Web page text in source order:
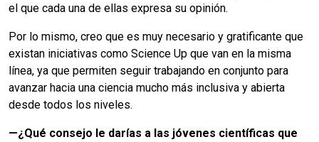
el que cada una de ellas expresa su opinión.
Por lo mismo, creo que es muy necesario y gratificante que
existan iniciativas como Science Up que van en la misma
línea, ya que permiten seguir trabajando en conjunto para
avanzar hacia una ciencia mucho más inclusiva y abierta
desde todos los niveles.
—¿Qué consejo le darías a las jóvenes científicas que